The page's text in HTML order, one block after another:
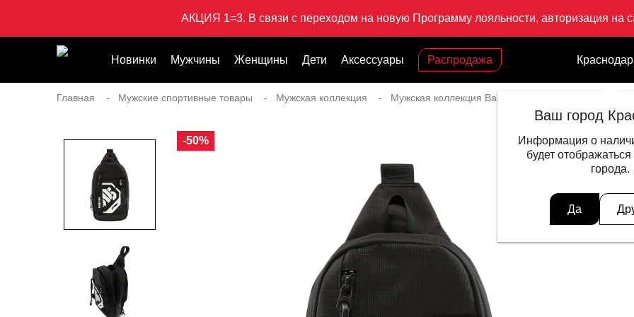
АКЦИЯ 1=3. В связи с переходом на новую Программу лояльности, авторизация на
Новинки Мужчины Женщины Дети Аксессуары Распродажа Краснодар
Ваш город
Информация о
будет
города.
Да
Главная Мужские спортивные товары Мужская коллекция Мужская коллекция Badfive
-50%